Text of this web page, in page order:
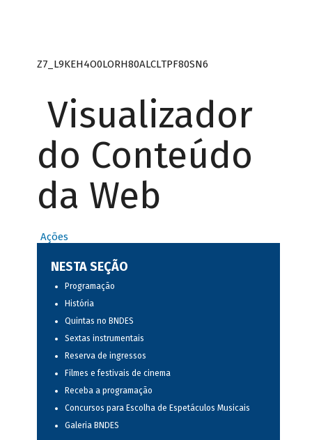
Z7_L9KEH4O0LORH80ALCLTPF80SN6
Visualizador
do Conteúdo
da Web
Ações
NESTA SEÇÃO
Programação
História
Quintas no BNDES
Sextas instrumentais
Reserva de ingressos
Filmes e festivais de cinema
Receba a programação
Concursos para Escolha de Espetáculos Musicais
Galeria BNDES